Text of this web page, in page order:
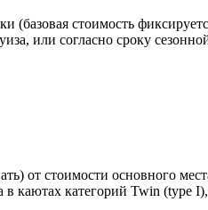
(базовая стоимость
или согласно сроку
от стоимости основного
в каютах категорий Twin